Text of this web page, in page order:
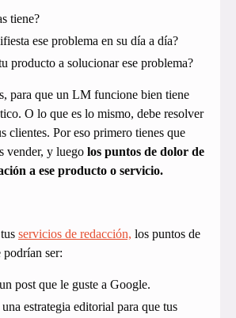
tiene?
ese problema en su día a día?
producto a solucionar ese problema?
para que un LM funcione bien tiene
O lo que es lo mismo, debe resolver
clientes. Por eso primero tienes que
vender, y luego los puntos de dolor de
a ese producto o servicio.
servicios de redacción, los puntos de
ser:
post que le guste a Google.
estrategia editorial para que tus